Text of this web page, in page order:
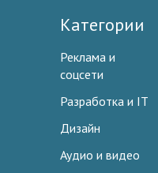
Категории
Реклама и
соцсети
Разработка и IT
Дизайн
Аудио и видео